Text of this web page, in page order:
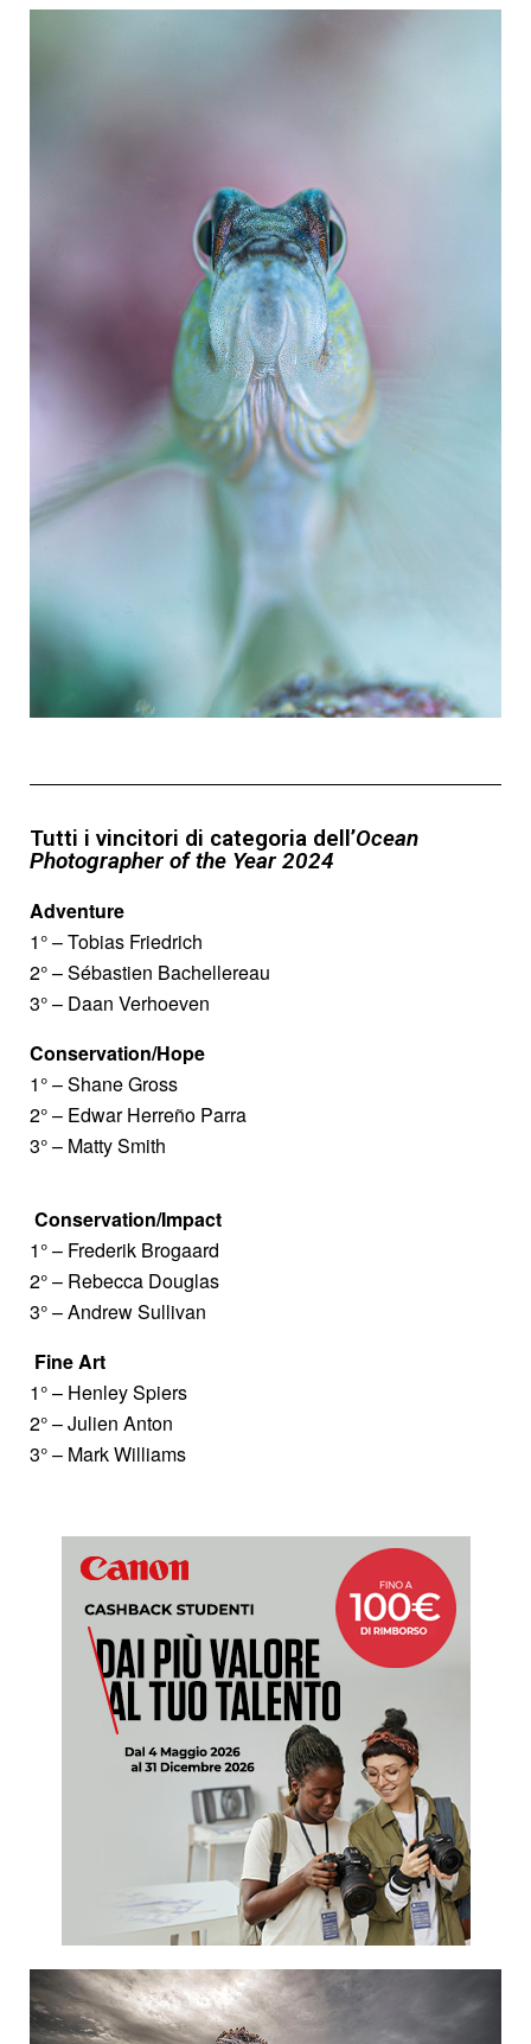
Tutti i vincitori di categoria dell’Ocean
Photographer of the Year 2024
Adventure
1° – Tobias Friedrich
2° – Sébastien Bachellereau
3° – Daan Verhoeven
Conservation/Hope
1° – Shane Gross
2° – Edwar Herreño Parra
3° – Matty Smith
Conservation/Impact
1° – Frederik Brogaard
2° – Rebecca Douglas
3° – Andrew Sullivan
Fine Art
1° – Henley Spiers
2° – Julien Anton
3° – Mark Williams